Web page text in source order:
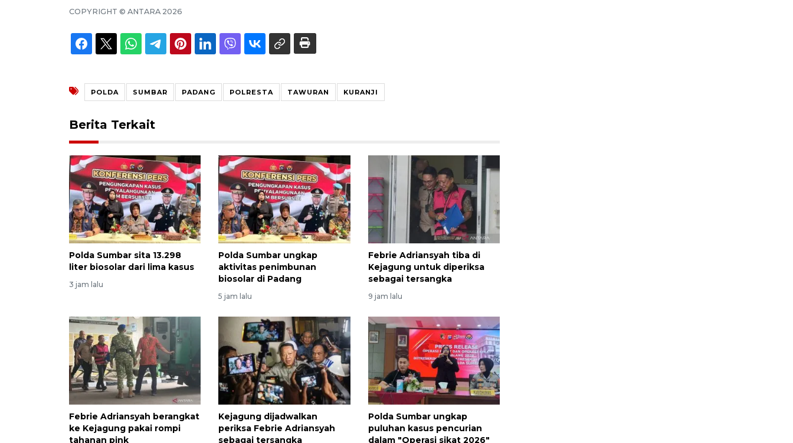
COPYRIGHT © ANTARA 2026
POLDA SUMBAR PADANG POLRESTA TAWURAN KURANJI
Berita Terkait
Polda Sumbar sita 13.298
liter biosolar dari lima kasus
3 jam lalu
Polda Sumbar ungkap
aktivitas penimbunan
biosolar di Padang
5 jam lalu
Febrie Adriansyah tiba di
Kejagung untuk diperiksa
sebagai tersangka
9 jam lalu
Febrie Adriansyah berangkat
ke Kejagung pakai rompi
tahanan pink
Kejagung dijadwalkan
periksa Febrie Adriansyah
sebagai tersangka
Polda Sumbar ungkap
puluhan kasus pencurian
dalam "Operasi sikat 2026"